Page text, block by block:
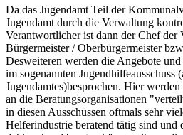
Da das Jugendamt Teil der
Jugendamt durch die Verwaltung
Verantwortlicher ist dann der Chef
Bürgermeister / Oberbürgermeister
Desweiteren werden die Angebote
im sogenannten Jugendhilfeausschuss
Jugendamtes)besprochen. Hier
an die Beratungsorganisationen
in diesen Ausschüssen oftmals sehr
Helferindustrie beratend tätig sind und